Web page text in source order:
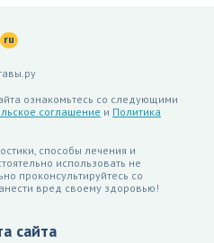
ru
ознакомьтесь со следующими
соглашение и Политика
способы лечения и
использовать не
проконсультируйтесь со
вред своему здоровью!
сайта